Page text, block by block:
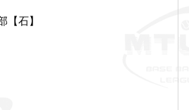
【石】